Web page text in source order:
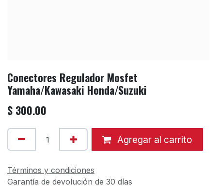
Conectores Regulador Mosfet
Yamaha/Kawasaki Honda/Suzuki
$ 300.00
Agregar al carrito
Términos y condiciones
Garantía de devolución de 30 días